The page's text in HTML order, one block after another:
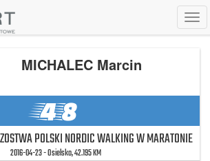
MICHALEC Marcin
48
POLSKI NORDIC WALKING W MARATONIE
2016-04-23 - Osielsko, 42.195 KM